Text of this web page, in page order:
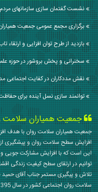
نشست گفتمان سازی سازمانهای
برگزاری مجمع عمومی جمعيت
بازدید از طرح توان افزایی و
سخنرانی و پخش بروشور در حوزه
نقش مددکاران در کفایت اجتماعی
توانمند سازی نسل آینده برای
جمعیت همیاران سلامت
جمعیت همیاران سلامت روان با هدف
افزایش سطح سلامت روان و پیشگیری
این است که با افزایش مشارکت جویی و
توانیم در ارتقای سطح کیفیت زندگی
تلاش و پیگیری مستمر جناب آقای
سلامت روان اجتماعی کشور در سال 1395 راه اندازی گردید.